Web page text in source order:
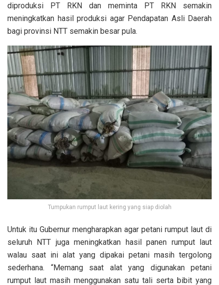
diproduksi PT RKN dan meminta PT RKN semakin
meningkatkan hasil produksi agar Pendapatan Asli Daerah
bagi provinsi NTT semakin besar pula.
Tumpukan rumput laut kering yang siap diolah
Untuk itu Gubernur mengharapkan agar petani rumput laut di
seluruh NTT juga meningkatkan hasil panen rumput laut
walau saat ini alat yang dipakai petani masih tergolong
sederhana. “Memang saat alat yang digunakan petani
rumput laut masih menggunakan satu tali serta bibit yang